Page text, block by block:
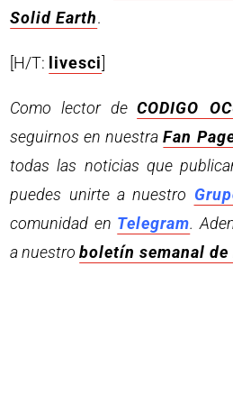
Solid Earth.
[H/T: livesci
Como lector deCODIGO
seguirnos en nuestraFan
todas las noticias que
puedes unirte a nuestro
comunidad en Telegram.
a nuestroboletín semanal